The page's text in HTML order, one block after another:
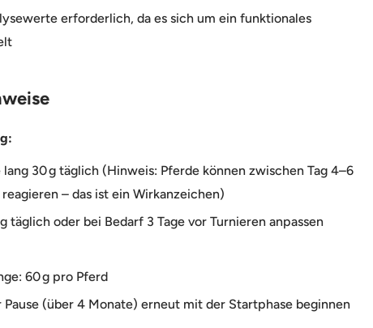
erforderlich, da es sich um ein funktionales
lang 30 g täglich (Hinweis: Pferde können zwischen Tag 4–6
– das ist ein Wirkanzeichen)
täglich oder bei Bedarf 3 Tage vor Turnieren anpassen
60 g pro Pferd
(über 4 Monate) erneut mit der Startphase beginnen